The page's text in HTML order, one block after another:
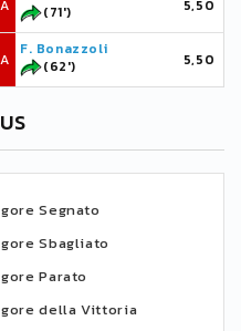
A
(71')
5,50
A
F. Bonazzoli
(62')
5,50
Segnato
Sbagliato
Parato
della Vittoria